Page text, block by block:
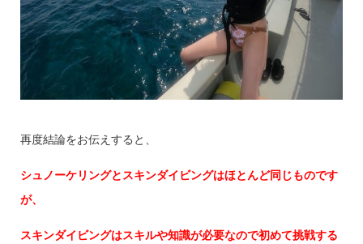
再度結論をお伝えすると、
シュノーケリングとスキンダイビングはほとんど同じものです
が、
スキンダイビングはスキルや知識が必要なので初めて挑戦する